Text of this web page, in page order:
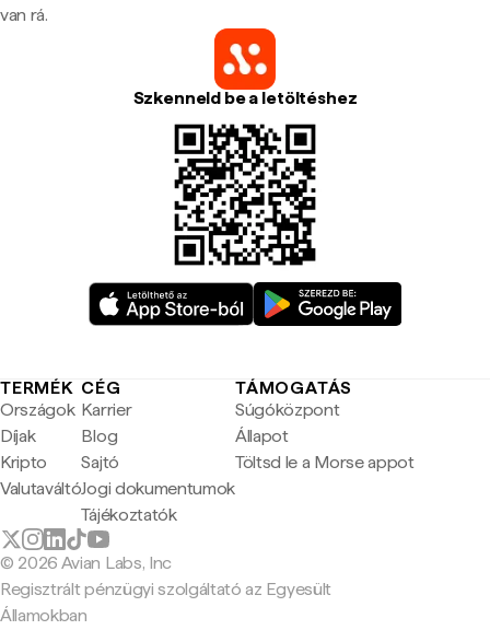
van rá.
Szkenneld be a letöltéshez
TERMÉK
Országok
Díjak
Kripto
Valutaváltó
CÉG
Karrier
Blog
Sajtó
Jogi dokumentumok
Tájékoztatók
TÁMOGATÁS
Súgóközpont
Állapot
Töltsd le a Morse appot
© 2026 Avian Labs, Inc
Regisztrált pénzügyi szolgáltató az Egyesült
Államokban